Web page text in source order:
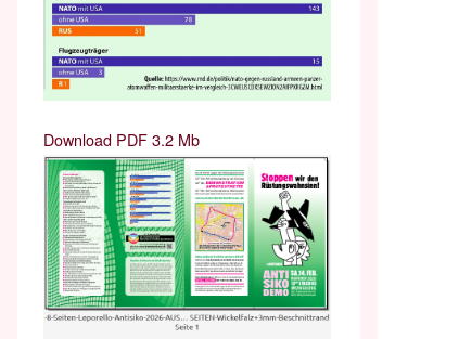
Download PDF 3.2 Mb